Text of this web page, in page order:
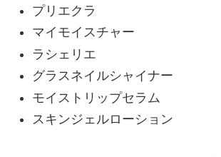
プリエクラ
マイモイスチャー
ラシェリエ
グラスネイルシャイナー
モイストリップセラム
スキンジェルローション